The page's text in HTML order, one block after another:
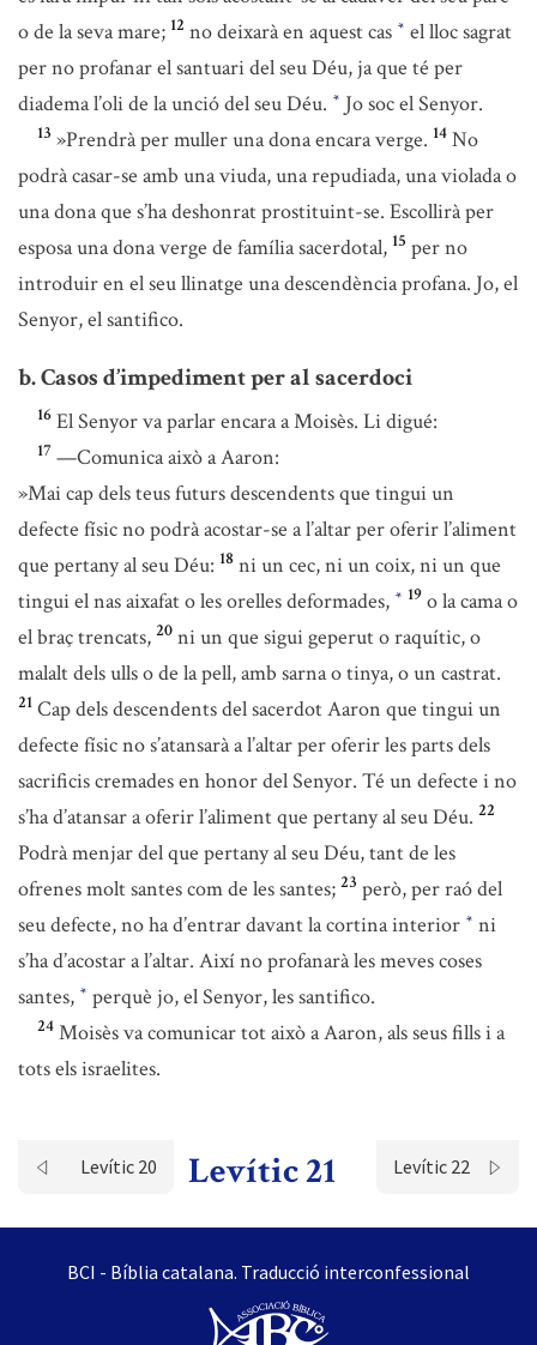
o de la seva mare; 12 no deixarà en aquest cas * el lloc sagrat
per no profanar el santuari del seu Déu, ja que té per
diadema l’oli de la unció del seu Déu. * Jo soc el Senyor.
13 »Prendrà per muller una dona encara verge. 14 No
podrà casar-se amb una viuda, una repudiada, una violada o
una dona que s’ha deshonrat prostituint-se. Escollirà per
esposa una dona verge de família sacerdotal, 15 per no
introduir en el seu llinatge una descendència profana. Jo, el
Senyor, el santifico.
b. Casos d’impediment per al sacerdoci
16 El Senyor va parlar encara a Moisès. Li digué:
17 —Comunica això a Aaron:
»Mai cap dels teus futurs descendents que tingui un
defecte físic no podrà acostar-se a l’altar per oferir l’aliment
que pertany al seu Déu: 18 ni un cec, ni un coix, ni un que
tingui el nas aixafat o les orelles deformades, * 19 o la cama o
el braç trencats, 20 ni un que sigui geperut o raquític, o
malalt dels ulls o de la pell, amb sarna o tinya, o un castrat.
21 Cap dels descendents del sacerdot Aaron que tingui un
defecte físic no s’atansarà a l’altar per oferir les parts dels
sacrificis cremades en honor del Senyor. Té un defecte i no
s’ha d’atansar a oferir l’aliment que pertany al seu Déu. 22
Podrà menjar del que pertany al seu Déu, tant de les
ofrenes molt santes com de les santes; 23 però, per raó del
seu defecte, no ha d’entrar davant la cortina interior * ni
s’ha d’acostar a l’altar. Així no profanarà les meves coses
santes, * perquè jo, el Senyor, les santifico.
24 Moisès va comunicar tot això a Aaron, als seus fills i a
tots els israelites.
Levític 20 Levític 21 Levític 22
BCI - Bíblia catalana. Traducció interconfessional